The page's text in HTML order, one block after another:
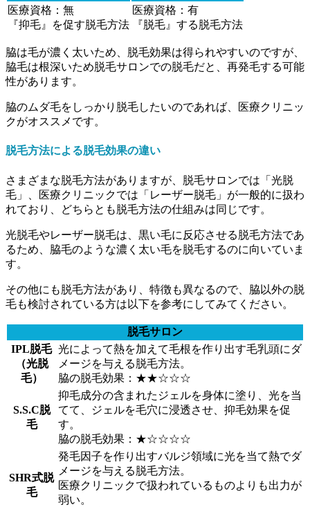
医療資格： 無
『抑毛』
を促す脱毛方法
医療資格： 有
『脱毛』 する脱毛方法
脇は毛が濃く太いため、脱毛効果は得られやすいのですが、
脇毛は根深いため脱毛サロンでの脱毛だと、再発毛する可能
性があります。
脇のムダ毛をしっかり脱毛したいのであれば、医療クリニッ
クがオススメです。
脱毛方法による脱毛効果の違い
さまざまな脱毛方法がありますが、脱毛サロンでは 「光脱
毛」
、医療クリニックでは 「レーザー脱毛」 が一般的に扱わ
れており、どちらとも脱毛方法の仕組みは同じです。
光脱毛やレーザー脱毛は、黒い毛に反応させる脱毛方法であ
るため、脇毛のような濃く太い毛を脱毛するのに向いていま
す。
その他にも脱毛方法があり、特徴も異なるので、脇以外の脱
毛も検討されている方は以下を参考にしてみてください。
脱毛サロン
IPL脱毛
（光脱
毛）
光によって熱を加えて毛根を作り出す毛乳頭にダ
メージを与える脱毛方法。
脇の脱毛効果：★★☆☆☆
S.S.C脱
毛
抑毛成分の含まれたジェルを身体に塗り、光を当
てて、ジェルを毛穴に浸透させ、抑毛効果を促
す。
脇の脱毛効果：★☆☆☆☆
SHR式脱
毛
発毛因子を作り出すバルジ領域に光を当て熱でダ
メージを与える脱毛方法。
医療クリニックで扱われているものよりも出力が
弱い。